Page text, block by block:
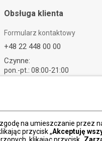
na umieszczanie przez
przycisk „Akceptuję
Obsługa klienta
Formularz kontaktowy
+48 22 448 00 00
Czynne:
pon.-pt.: 08:00-21:00